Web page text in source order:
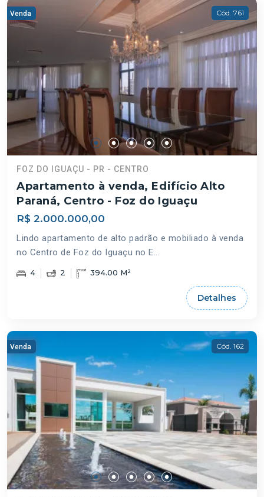
Venda Cód. 761
FOZ DO IGUAÇU - PR - CENTRO
Apartamento à venda, Edifício Alto
Paraná, Centro - Foz do Iguaçu
R$ 2.000.000,00
Lindo apartamento de alto padrão e mobiliado à venda
no Centro de Foz do Iguaçu no E...
4 2 394.00 M²
Detalhes
Venda Cód. 162